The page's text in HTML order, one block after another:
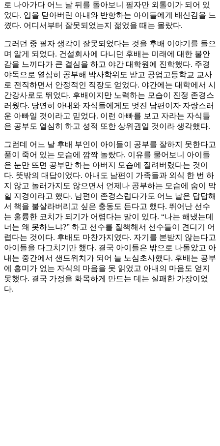
로 나아가다 어느 날 뒤를 돌아보니 필자만 외톨이가 되어 있
었다. 입을 닫아버린 아내와 반항하는 아이들에게 배신감을 느
꼈다. 어디서부터 잘못되었는지 젊었을 때는 몰랐다.
그러던 중 필자 생각이 잘못되었다는 것을 후배 이야기를 들으
며 알게 되었다. 건설회사에 다니던 후배는 미래에 대한 불안
감을 느끼다가 큰 결심을 하고 야간 대학원에 진학했다. 주경
야독으로 열심히 공부해 박사학위도 받고 공업고등학교 교사
로 전직하면서 안정적인 직장도 얻었다. 야간에는 대학에서 시
간강사로도 뛰었다. 후배이지만 노력하는 모습이 진정 존경스
러웠다. 당연히 아내와 자식들에게도 멋진 남편이자 자랑스러
운 아빠일 것이라고 믿었다. 이런 아빠를 보고 자라는 자식들
은 공부도 열심히 하고 성적 또한 상위권일 것이라 생각했다.
그런데 어느 날 후배 부인이 아이들이 공부를 잘하지 못한다고
풀이 죽어 있는 모습에 깜짝 놀랐다. 이유를 물어보니 아이들
은 눈만 뜨면 공부만 하는 아버지 모습에 질려버렸다는 것이
다. 뜻밖의 대답이었다. 아내도 남편이 가족들과 외식 한 번 하
지 않고 놀러가지도 않으면서 언제나 공부하는 모습에 숨이 막
힐 지경이라고 했다. 남편이 존경스럽다가도 어느 날은 답답해
서 책을 불살라버리고 싶은 충동도 든다고 했다. 뛰어난 선수
는 훌륭한 코치가 되기가 어렵다는 말이 있다. “나는 해냈는데
너는 왜 못하느냐?” 하고 선수를 질책해서 선수들이 견디기 어
렵다는 것이다. 후배도 마찬가지였다. 자기를 본받지 않는다고
아이들을 다그치기만 했다. 결국 아이들은 밖으로 나돌았고 아
내는 중간에서 샌드위치가 되어 늘 노심초사했다. 후배는 공부
에 흥미가 없는 자식의 마음을 못 읽었고 아내의 마음도 얻지
못했다. 결국 가정을 화목하게 만드는 데는 실패한 가장이었
다.